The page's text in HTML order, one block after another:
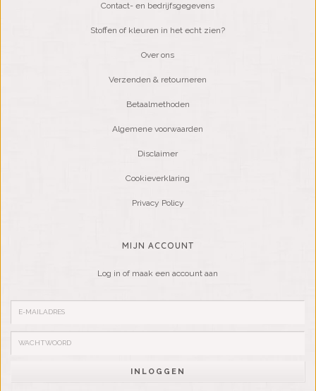
Contact- en bedrijfsgegevens
Stoffen of kleuren in het echt zien?
Over ons
Verzenden & retourneren
Betaalmethoden
Algemene voorwaarden
Disclaimer
Cookieverklaring
Privacy Policy
MIJN ACCOUNT
Log in of maak een account aan
INLOGGEN